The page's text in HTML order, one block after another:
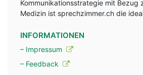
Kommunikationsstrategie mit Bezug
Medizin ist sprechzimmer.ch die
INFORMATIONEN
– Impressum
– Feedback